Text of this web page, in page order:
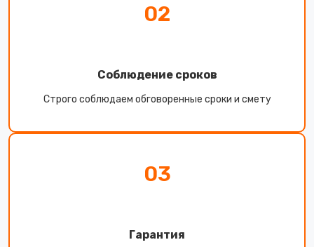
02
Соблюдение сроков
Строго соблюдаем обговоренные сроки и смету
03
Гарантия